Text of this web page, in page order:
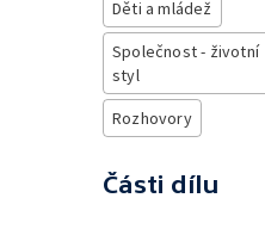
Děti a mládež
Společnost - životní
styl
Rozhovory
Části dílu